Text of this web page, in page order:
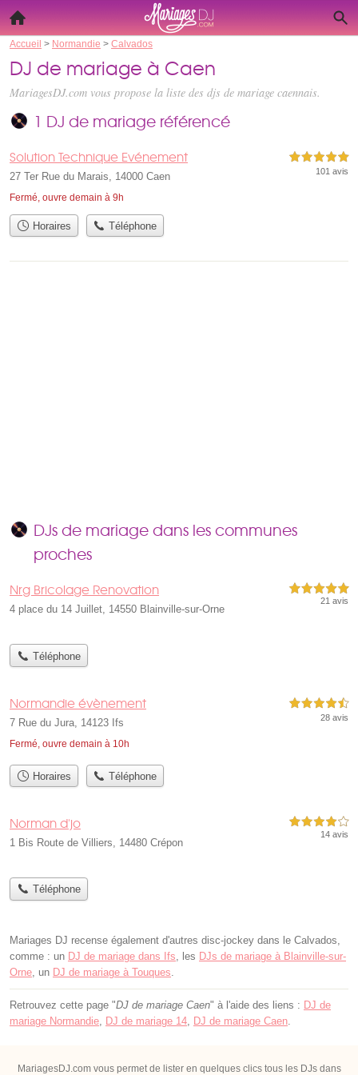
Accueil > Normandie > Calvados
DJ de mariage à Caen
MariagesDJ.com vous propose la liste des djs de mariage caennais.
1 DJ de mariage référencé
Solution Technique Evénement
27 Ter Rue du Marais, 14000 Caen
Fermé, ouvre demain à 9h
5,0 étoiles sur 5
101 avis
Horaires Téléphone
DJs de mariage dans les communes
proches
Nrg Bricolage Renovation
4 place du 14 Juillet, 14550 Blainville-sur-Orne
5,0 étoiles sur 5
21 avis
Téléphone
Normandie évènement
7 Rue du Jura, 14123 Ifs
Fermé, ouvre demain à 10h
4,5 étoiles sur 5
28 avis
Horaires Téléphone
Norman d'jo
1 Bis Route de Villiers, 14480 Crépon
4,0 étoiles sur 5
14 avis
Téléphone
Mariages DJ recense également d'autres disc-jockey dans le Calvados,
comme : un DJ de mariage dans Ifs , les DJs de mariage à Blainville-sur-
Orne , un DJ de mariage à Touques
Retrouvez cette page "DJ de mariage Caen" à l'aide des liens : DJ de
mariage Normandie DJ de mariage 14 DJ de mariage Caen
MariagesDJ.com vous permet de lister en quelques clics tous les DJs dans